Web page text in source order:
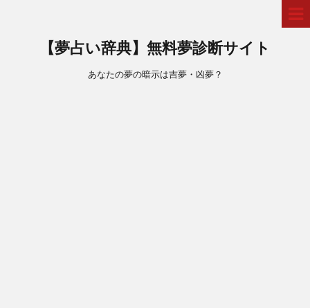
【夢占い辞典】無料夢診断サイト
あなたの夢の暗示は吉夢・凶夢？